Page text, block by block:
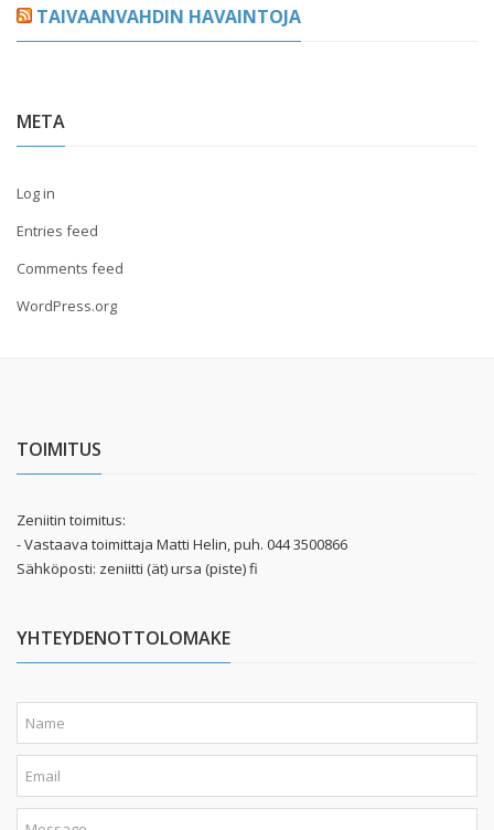
TAIVAANVAHDIN HAVAINTOJA
META
Log in
Entries feed
Comments feed
WordPress.org
TOIMITUS
Zeniitin toimitus:
- Vastaava toimittaja Matti Helin, puh. 044 3500866
Sähköposti: zeniitti (ät) ursa (piste) fi
YHTEYDENOTTOLOMAKE